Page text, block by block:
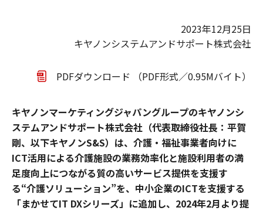
2023年12月25日
キヤノンシステムアンドサポート株式会社
PDFダウンロード （PDF形式／0.95Mバイト）
キヤノンマーケティングジャパングループのキヤノンシ
ステムアンドサポート株式会社（代表取締役社長：平賀
剛、以下キヤノンS&S）は、介護・福祉事業者向けに
ICT活用による介護施設の業務効率化と施設利用者の満
足度向上につながる質の高いサービス提供を支援す
る“介護ソリューション”を、中小企業のICTを支援する
「まかせてIT DXシリーズ」に追加し、2024年2月より提